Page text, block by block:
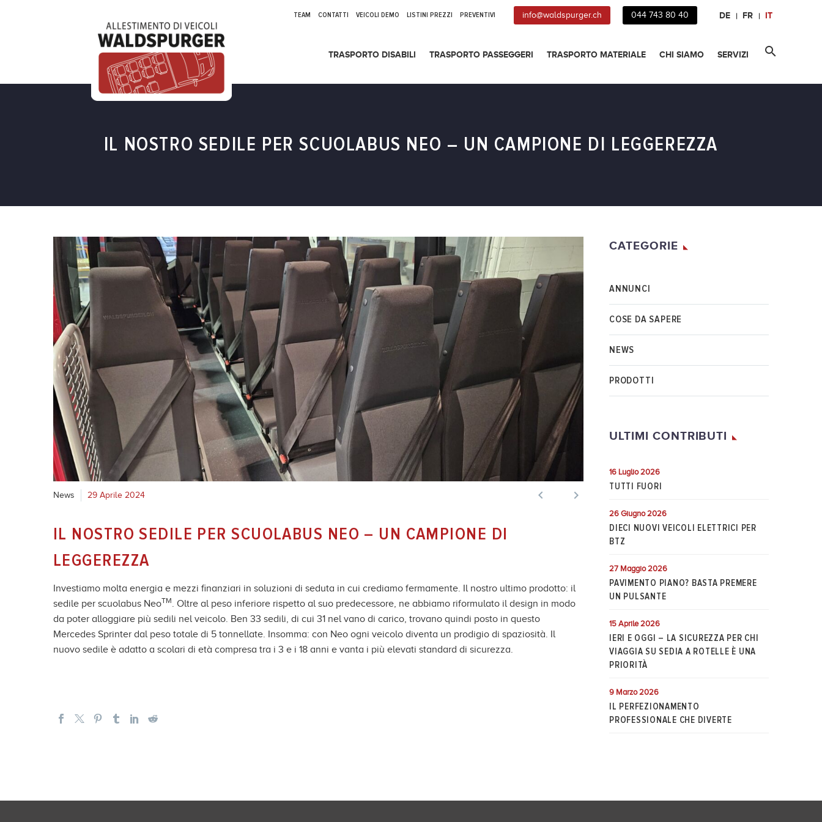
TEAM CONTATTI VEICOLI DEMO LISTINI PREZZI PREVENTIVI info@waldspurger.ch 044 743 80 40 DE FR IT
TRASPORTO DISABILI TRASPORTO PASSEGGERI TRASPORTO MATERIALE CHI SIAMO SERVIZI
IL NOSTRO SEDILE PER SCUOLABUS NEO – UN CAMPIONE DI LEGGEREZZA
 
News 29 Aprile 2024
IL NOSTRO SEDILE PER SCUOLABUS NEO – UN CAMPIONE DI
LEGGEREZZA
Investiamo molta energia e mezzi finanziari in soluzioni di seduta in cui crediamo fermamente. Il nostro ultimo prodotto: il
sedile per scuolabus NeoTM. Oltre al peso inferiore rispetto al suo predecessore, ne abbiamo riformulato il design in modo
da poter alloggiare più sedili nel veicolo. Ben 33 sedili, di cui 31 nel vano di carico, trovano quindi posto in questo
Mercedes Sprinter dal peso totale di 5 tonnellate. Insomma: con Neo ogni veicolo diventa un prodigio di spaziosità. Il
nuovo sedile è adatto a scolari di età compresa tra i 3 e i 18 anni e vanta i più elevati standard di sicurezza.
CATEGORIE
ANNUNCI
COSE DA SAPERE
NEWS
PRODOTTI
ULTIMI CONTRIBUTI
16 Luglio 2026
TUTTI FUORI
26 Giugno 2026
DIECI NUOVI VEICOLI ELETTRICI PER
BTZ
27 Maggio 2026
PAVIMENTO PIANO? BASTA PREMERE
UN PULSANTE
15 Aprile 2026
IERI E OGGI – LA SICUREZZA PER CHI
VIAGGIA SU SEDIA A ROTELLE È UNA
PRIORITÀ
9 Marzo 2026
IL PERFEZIONAMENTO
PROFESSIONALE CHE DIVERTE